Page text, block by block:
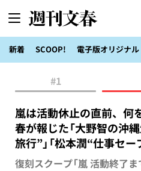
新着 SCOOP! 電子版オリジナル
#1
嵐は活動休止の直前、何
春が報じた「大野智の沖
旅行”」「松本潤“仕事セー
復刻スクープ「嵐 活動終了ま